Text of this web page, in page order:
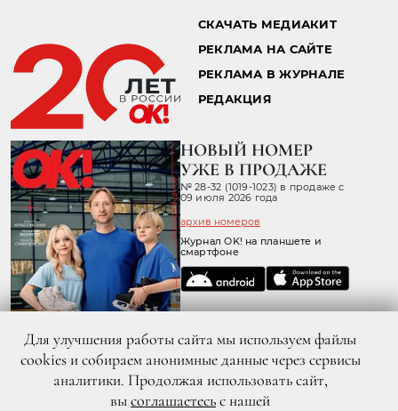
СКАЧАТЬ МЕДИАКИТ
РЕКЛАМА НА САЙТЕ
РЕКЛАМА В ЖУРНАЛЕ
РЕДАКЦИЯ
НОВЫЙ НОМЕР
УЖЕ В ПРОДАЖЕ
№ 28-32 (1019-1023) в продаже с
09 июля 2026 года
архив номеров
Журнал OK! на планшете и
смартфоне
Для улучшения работы сайта мы используем файлы
cookies и собираем анонимные данные через сервисы
аналитики. Продолжая использовать сайт,
высоглашаетесьс нашей